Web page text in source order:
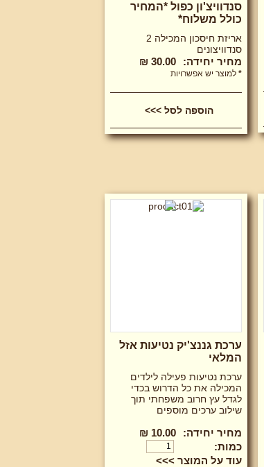
סנדוויצ'ון כפול *המחיר
כולל משלוח*
אריזת חיסכון המכילה 2
סנדוויצונים
מחיר יחידה: 30.00 ₪
* למוצר יש אפשרויות
הוספה לסל >>>
ערכת גננצ'יק נטיעות אזל
המלאי
ערכת נטיעות פעילה לילדים
המכילה את כל הדרוש בכדי
לגדל עץ חרוב משפחתי תוך
שילוב ערכים מוספים
מחיר יחידה:
10.00 ₪
כמות:
עוד על המוצר >>>